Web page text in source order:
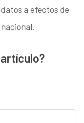
a efectos de